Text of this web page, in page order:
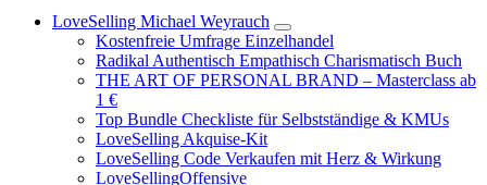
LoveSelling Michael Weyrauch
Kostenfreie Umfrage Einzelhandel
Radikal Authentisch Empathisch Charismatisch Buch
THE ART OF PERSONAL BRAND – Masterclass ab
1 €
Top Bundle Checkliste für Selbstständige & KMUs
LoveSelling Akquise-Kit
LoveSelling Code Verkaufen mit Herz & Wirkung
LoveSellingOffensive